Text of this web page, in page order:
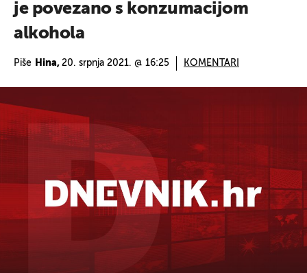
je povezano s konzumacijom
alkohola
Piše Hina, 20. srpnja 2021. @ 16:25 KOMENTARI